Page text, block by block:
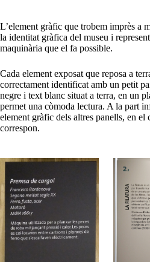
L’element gràfic que trobem imprès a
la identitat gràfica del museu i
maquinària que el fa possible.
Cada element exposat que reposa a
correctament identificat amb un petit
negre i text blanc situat a terra, en un
permet una còmoda lectura. A la part
element gràfic dels altres panells, en el
correspon.